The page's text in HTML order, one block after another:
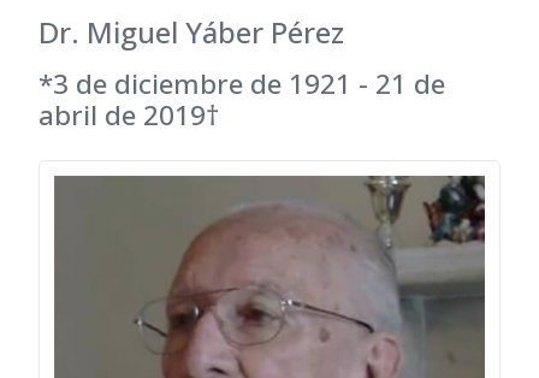
Dr. Miguel Yáber Pérez
*3 de diciembre de 1921 - 21 de
abril de 2019†